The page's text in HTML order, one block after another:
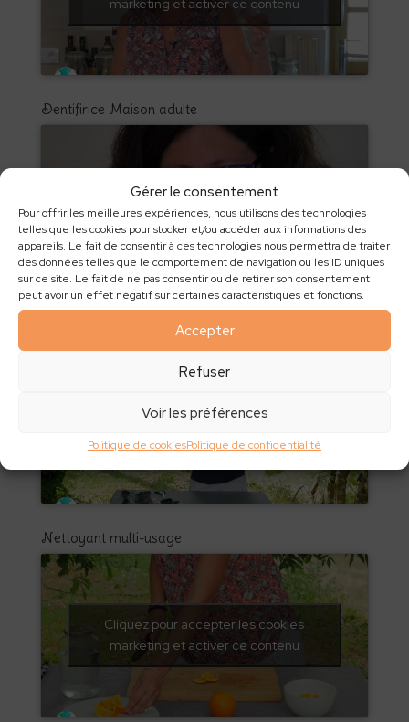
Gérer le consentement
Pour offrir les meilleures expériences, nous utilisons des technologies
telles que les cookies pour stocker et/ou accéder aux informations des
appareils. Le fait de consentir à ces technologies nous permettra de traiter
des données telles que le comportement de navigation ou les ID uniques
sur ce site. Le fait de ne pas consentir ou de retirer son consentement
peut avoir un effet négatif sur certaines caractéristiques et fonctions.
Accepter
Refuser
Voir les préférences
Politique de cookiesPolitique de confidentialité
marketing et activer ce contenu
Dentifirice Maison adulte
Cliquez pour accepter les cookies
marketing et activer ce contenu
Cliquez pour accepter les cookies
Nettoyant multi-usage
Cliquez pour accepter les cookies
marketing et activer ce contenu